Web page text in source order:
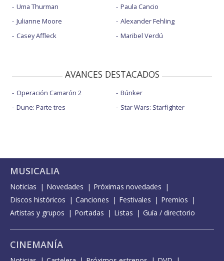
Uma Thurman
Julianne Moore
Casey Affleck
Paula Cancio
Alexander Fehling
Maribel Verdú
AVANCES DESTACADOS
Operación Camarón 2
Dune: Parte tres
Búnker
Star Wars: Starfighter
MUSICALIA
Noticias Novedades
Próximas novedades
Discos históricos
Canciones Festivales
Premios
Artistas y grupos
Portadas Listas Guía / directorio
CINEMANÍA